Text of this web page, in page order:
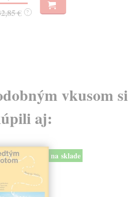
vkusom si
aj:
novinka